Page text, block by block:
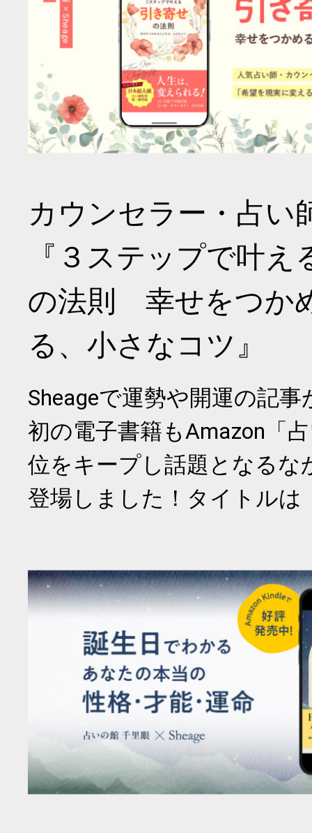
カウンセラー・占い
『３ステップで叶
の法則 幸せをつか
る、小さなコツ』
Sheageで運勢や開運の記
初の電子書籍もAmazon「
位をキープし話題となるな
登場しました！タイトルは